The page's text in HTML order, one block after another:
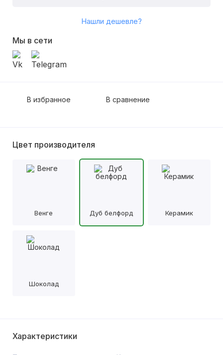
Нашли дешевле?
Мы в сети
В избранное В сравнение
Цвет производителя
Венге Дуб белфорд Керамик
Шоколад
Характеристики